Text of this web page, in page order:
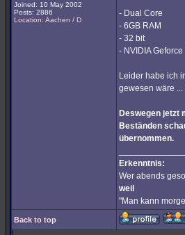
Joined: 10 May 2002
Posts: 2886
Location: Aachen / D
- Dual Core
- 6GB RAM
- 32 bit
- NVIDIA
Leider habe ich
gewesen wäre ...
Deswegen jetzt
Beständen
übernommen.
Erkenntnis:
Wer abends
weil
"Man kann
Back to top